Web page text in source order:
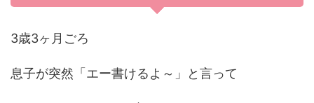
3歳3ヶ月ごろ
息子が突然「エー書けるよ～」と言って